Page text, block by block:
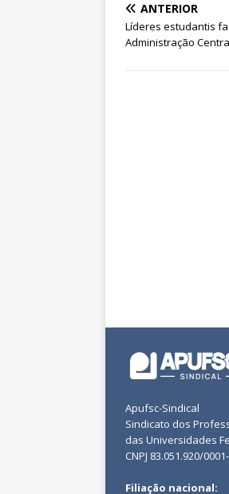
ANTERIOR
Líderes estudantis
Administração
Apufsc-Sindical
Sindicato dos
das Universidades
CNPJ 83.051.920/
Filiação nacional: